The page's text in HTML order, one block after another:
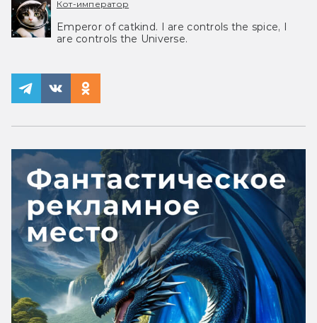
Кот-император
Emperor of catkind. I are controls the spice, I
are controls the Universe.